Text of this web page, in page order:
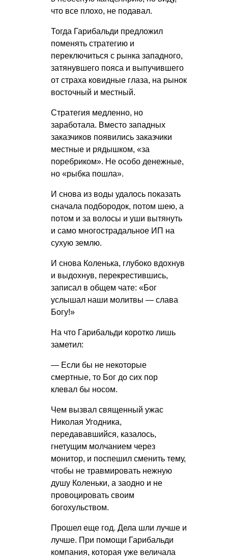
что все плохо, не подавал.
Тогда Гарибальди предложил
поменять стратегию и
переключиться с рынка западного,
затянувшего пояса и выпучившего
от страха ковидные глаза, на рынок
восточный и местный.
Стратегия медленно, но
заработала. Вместо западных
заказчиков появились заказчики
местные и рядышком, «за
поребриком». Не особо денежные,
но «рыбка пошла».
И снова из воды удалось показать
сначала подбородок, потом шею, а
потом и за волосы и уши вытянуть
и само многострадальное ИП на
сухую землю.
И снова Коленька, глубоко вдохнув
и выдохнув, перекрестившись,
записал в общем чате: «Бог
услышал наши молитвы — слава
Богу!»
На что Гарибальди коротко лишь
заметил:
— Если бы не некоторые
смертные, то Бог до сих пор
клевал бы носом.
Чем вызвал священный ужас
Николая Угодника,
передававшийся, казалось,
гнетущим молчанием через
монитор, и поспешил сменить тему,
чтобы не травмировать нежную
душу Коленьки, а заодно и не
провоцировать своим
богохульством.
Прошел еще год. Дела шли лучше и
лучше. При помощи Гарибальди
компания, которая уже величала